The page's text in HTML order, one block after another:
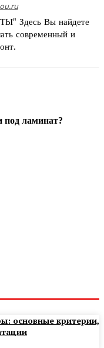
Здесь Вы найдете
современный и
ламинат?
основные критерии,